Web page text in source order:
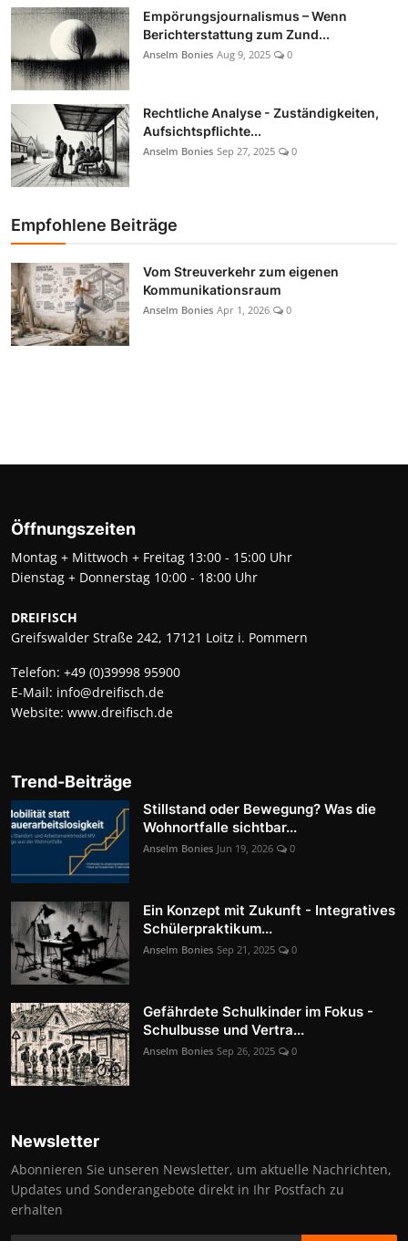
Empörungsjournalismus – Wenn
Berichterstattung zum Zund...
Anselm Bonies Aug 9, 2025 0
Rechtliche Analyse - Zuständigkeiten,
Aufsichtspflichte...
Anselm Bonies Sep 27, 2025 0
Empfohlene Beiträge
Vom Streuverkehr zum eigenen
Kommunikationsraum
Anselm Bonies Apr 1, 2026 0
Öffnungszeiten
Montag + Mittwoch + Freitag 13:00 - 15:00 Uhr
Dienstag + Donnerstag 10:00 - 18:00 Uhr
DREIFISCH
Greifswalder Straße 242, 17121 Loitz i. Pommern
Telefon: +49 (0)39998 95900
E-Mail: info@dreifisch.de
Website: www.dreifisch.de
Trend-Beiträge
Stillstand oder Bewegung? Was die
Wohnortfalle sichtbar...
Anselm Bonies Jun 19, 2026 0
Ein Konzept mit Zukunft - Integratives
Schülerpraktikum...
Anselm Bonies Sep 21, 2025 0
Gefährdete Schulkinder im Fokus -
Schulbusse und Vertra...
Anselm Bonies Sep 26, 2025 0
Newsletter
Abonnieren Sie unseren Newsletter, um aktuelle Nachrichten,
Updates und Sonderangebote direkt in Ihr Postfach zu
erhalten